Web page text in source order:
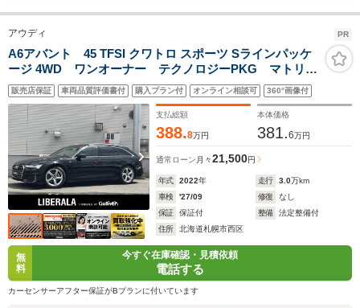
アウディ PR
A6アバント 45 TFSI クワトロ スポーツ Sラインパッケ
ージ 4WD ワンオーナー テクノロジーPKG マトリク
スLEDヘッドライト ACC バーチャルコックピット
黒革シート パワーシート シートヒーター ステアリ
ングヒーター 電動リアゲート CarPlay対応 ドラレ
コ ETC
販売店保証 車両品質評価書付 購入プラン付 オンライン相談可 360°画像付
支払総額
388.8万円
本体価格
381.6万円
通常ローン 月々21,500円
年式 2022年 走行 3.0万km
車検
'27/09 修復
なし
保証
保証付 整備
法定整備付
住所
北海道札幌市西区
無
料
今すぐ在庫確認・見積依頼
電話する
カーセンサーアフター保証がBプランに付いています